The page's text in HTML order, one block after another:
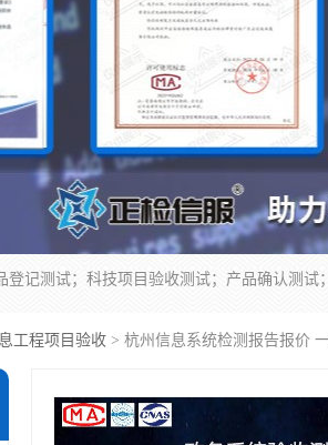
工程项目验收 > 杭州信息系统检测报告报价